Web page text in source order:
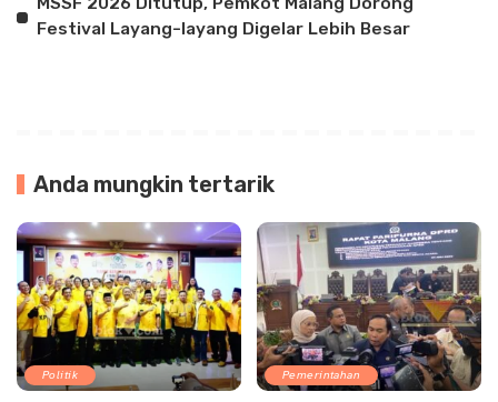
Festival Layang-layang Digelar Lebih Besar
Anda mungkin tertarik
Politik Pemerintahan